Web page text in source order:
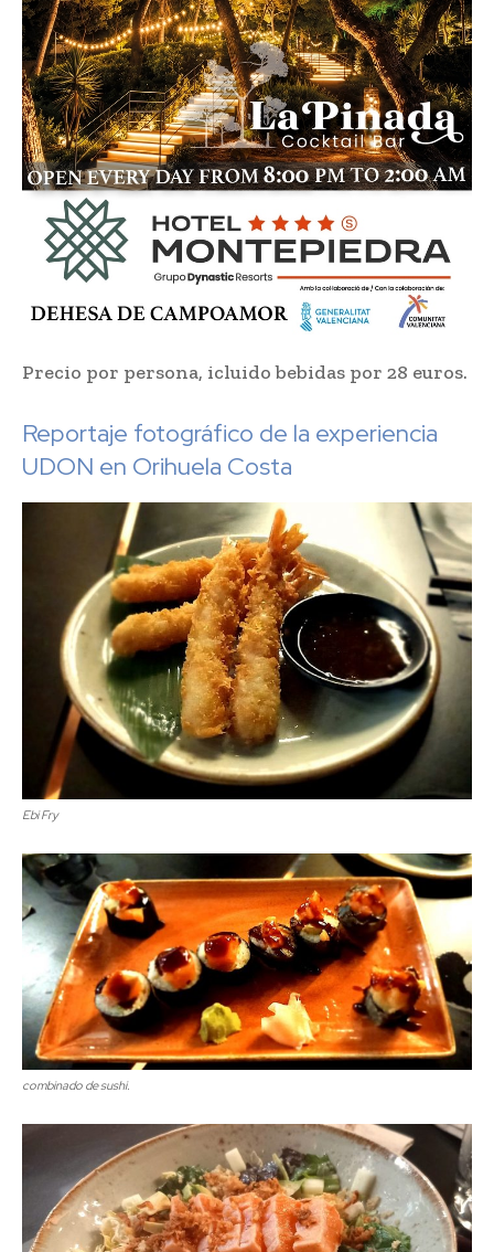
Precio por persona, icluido bebidas por 28 euros.
Reportaje fotográfico de la experiencia
UDON en Orihuela Costa
Ebi Fry
combinado de sushi.